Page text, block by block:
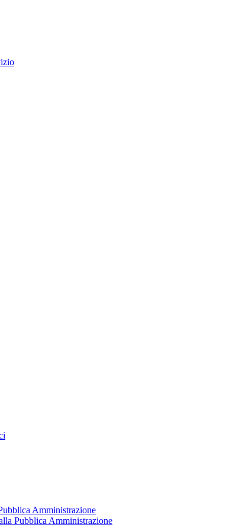
Amministrazione
Pubblica Amministrazione